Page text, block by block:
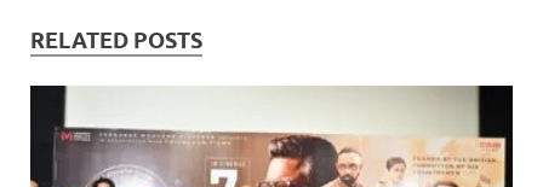
RELATED POSTS